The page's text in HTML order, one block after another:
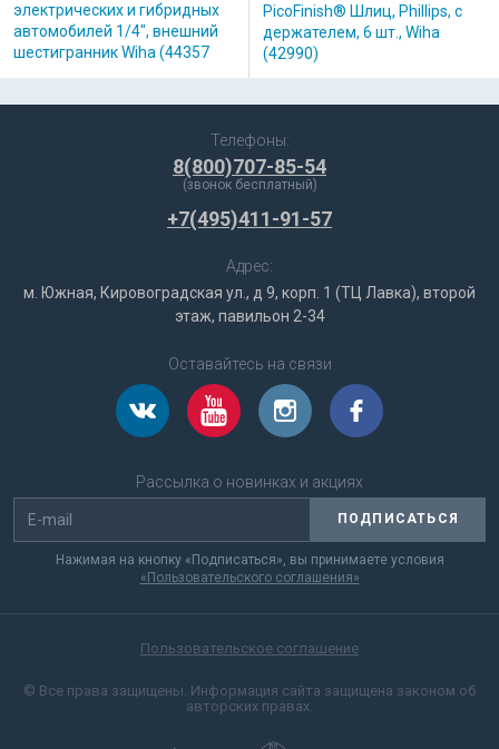
электрических и гибридных
автомобилей 1/4″, внешний
шестигранник Wiha (44357
PicoFinish® Шлиц, Phillips, с
держателем, 6 шт., Wiha
(42990)
Телефоны:
8(800)707-85-54
(звонок бесплатный)
+7(495)411-91-57
Адрес:
м. Южная, Кировоградская ул., д 9, корп. 1 (ТЦ Лавка), второй
этаж, павильон 2-34
Оставайтесь на связи
Рассылка о новинках и акциях
ПОДПИСАТЬСЯ
Нажимая на кнопку «Подписаться», вы принимаете условия
«Пользовательского соглашения»
Пользовательское соглашение
© Все права защищены. Информация сайта защищена законом об
авторских правах.